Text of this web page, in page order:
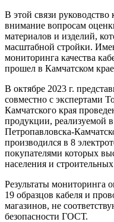
В этой связи руководство
внимание вопросам
материалов и изделий,
масштабной стройки.
мониторинга качества
прошел в Камчатском
В октябре 2023 г.
совместно с экспертами
Камчатского края
продукции, реализуемой
Петропавловска-
производился в 8
покупателями которых
населения и
Результаты мониторинга
19 образцов кабеля и
магазинов, не
безопасности ГОСТ.